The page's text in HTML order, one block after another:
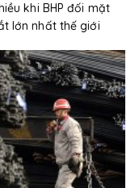
khi BHP đối mặt
lớn nhất thế giới